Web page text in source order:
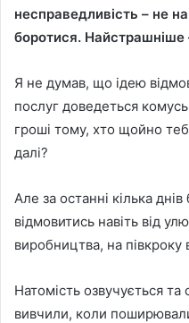
несправедливість – не
боротися. Найстрашніше
Я не думав, що ідею
послуг доведеться
гроші тому, хто щойно
далі?
Але за останні кілька
відмовитись навіть від
виробництва, на
Натомість озвучується
вивчили, коли